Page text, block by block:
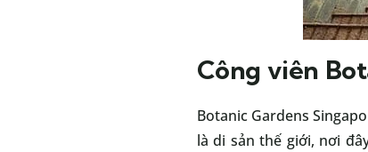
Công viên
Botanic Gardens
là di sản thế giới, nơi